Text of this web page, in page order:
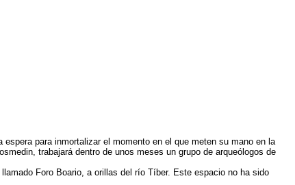
para inmortalizar el momento en el que meten su mano en la
trabajará dentro de unos meses un grupo de arqueólogos de
Foro Boario, a orillas del río Tíber. Este espacio no ha sido